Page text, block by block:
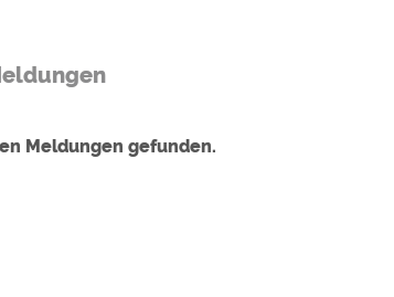
Meldungen gefunden.